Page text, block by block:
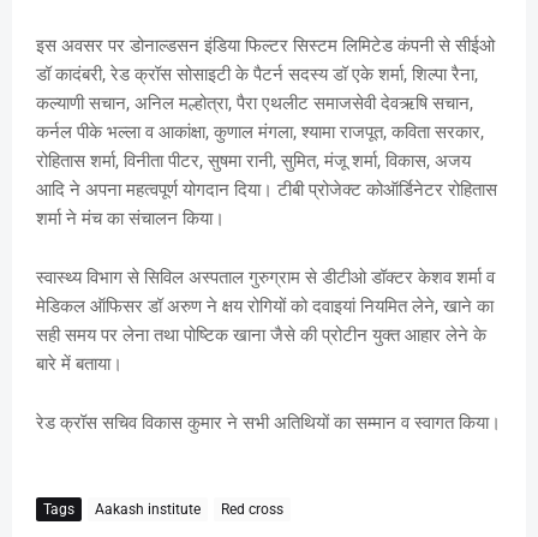
इस अवसर पर डोनाल्डसन इंडिया फिल्टर सिस्टम लिमिटेड कंपनी से सीईओ
डॉ कादंबरी, रेड क्रॉस सोसाइटी के पैटर्न सदस्य डॉ एके शर्मा, शिल्पा रैना,
कल्याणी सचान, अनिल मल्होत्रा, पैरा एथलीट समाजसेवी देवऋषि सचान,
कर्नल पीके भल्ला व आकांक्षा, कुणाल मंगला, श्यामा राजपूत, कविता सरकार,
रोहितास शर्मा, विनीता पीटर, सुषमा रानी, सुमित, मंजू शर्मा, विकास, अजय
आदि ने अपना महत्वपूर्ण योगदान दिया। टीबी प्रोजेक्ट कोऑर्डिनेटर रोहितास
शर्मा ने मंच का संचालन किया।
स्वास्थ्य विभाग से सिविल अस्पताल गुरुग्राम से डीटीओ डॉक्टर केशव शर्मा व
मेडिकल ऑफिसर डॉ अरुण ने क्षय रोगियों को दवाइयां नियमित लेने, खाने का
सही समय पर लेना तथा पोष्टिक खाना जैसे की प्रोटीन युक्त आहार लेने के
बारे में बताया।
रेड क्रॉस सचिव विकास कुमार ने सभी अतिथियों का सम्मान व स्वागत किया।
Tags Aakash institute Red cross